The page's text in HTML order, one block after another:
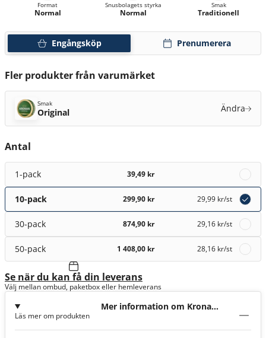
Engångsköp Prenumerera
Format
Normal
Snusbolagets styrka
Normal
Smak
Traditionell
Fler produkter från varumärket
Smak
Original Ändra
Antal
1-pack 39,49 kr
10-pack 299,90 kr 29,99 kr/st
30-pack 874,90 kr 29,16 kr/st
50-pack 1 408,00 kr 28,16 kr/st
Se när du kan få din leverans
Välj mellan ombud, paketbox eller hemleverans
Mer information om Kronan
Läs mer om produkten